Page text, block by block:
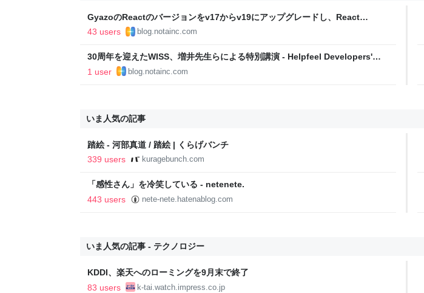
GyazoのReactのバージョンをv17からv19にアップグレードし、React
Compilerを有効にしました - Helpfeel Developers' Blog
43 users blog.notainc.com
30周年を迎えたWISS、増井先生らによる特別講演 - Helpfeel Developers'
Blog
1 user blog.notainc.com
いま人気の記事
踏絵 - 河部真道 / 踏絵 | くらげバンチ
339 users
kuragebunch.com
「感性さん」を冷笑している - netenete.
443 users
nete-nete.hatenablog.com
いま人気の記事 - テクノロジー
KDDI、楽天へのローミングを9月末で終了
83 users
k-tai.watch.impress.co.jp